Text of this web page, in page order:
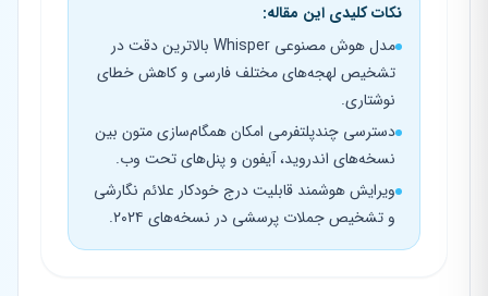
نکات کلیدی این مقاله:
مدل هوش مصنوعی Whisper بالاترین دقت در
تشخیص لهجه‌های مختلف فارسی و کاهش خطای
نوشتاری.
دسترسی چندپلتفرمی امکان همگام‌سازی متون بین
نسخه‌های اندروید، آیفون و پنل‌های تحت وب.
ویرایش هوشمند قابلیت درج خودکار علائم نگارشی
و تشخیص جملات پرسشی در نسخه‌های ۲۰۲۴.